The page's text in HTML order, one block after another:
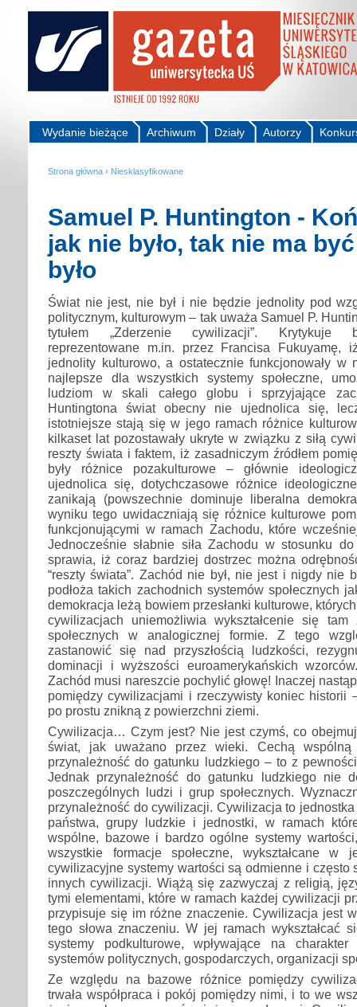
Autorzy
Działy
Archiwum
Wydanie bieżące
Strona główna › Niesklasyfikowane
Samuel P. Huntington -
jak nie było, tak nie ma
było
Świat nie jest, nie był i nie będzie jednolity pod
politycznym, kulturowym – tak uważa Samuel P.
tytułem „Zderzenie cywilizacji”. Krytykuje
reprezentowane m.in. przez Francisa Fukuyamę,
jednolity kulturowo, a ostatecznie funkcjonowały w
najlepsze dla wszystkich systemy społeczne,
ludziom w skali całego globu i sprzyjające
Huntingtona świat obecny nie ujednolica się,
istotniejsze stają się w jego ramach różnice
kilkaset lat pozostawały ukryte w związku z siłą
reszty świata i faktem, iż zasadniczym źródłem
były różnice pozakulturowe – głównie
ujednolica się, dotychczasowe różnice
zanikają (powszechnie dominuje liberalna
wyniku tego uwidaczniają się różnice kulturowe
funkcjonującymi w ramach Zachodu, które
Jednocześnie słabnie siła Zachodu w stosunku
sprawia, iż coraz bardziej dostrzec można
“reszty świata”. Zachód nie był, nie jest i nigdy nie
podłoża takich zachodnich systemów społecznych
demokracja leżą bowiem przesłanki kulturowe,
cywilizacjach uniemożliwia wykształcenie się tam
społecznych w analogicznej formie. Z tego
zastanowić się nad przyszłością ludzkości,
dominacji i wyższości euroamerykańskich
Zachód musi nareszcie pochylić głowę! Inaczej
pomiędzy cywilizacjami i rzeczywisty koniec historii
po prostu znikną z powierzchni ziemi.
Cywilizacja… Czym jest? Nie jest czymś, co
świat, jak uważano przez wieki. Cechą
przynależność do gatunku ludzkiego – to z
Jednak przynależność do gatunku ludzkiego nie
poszczególnych ludzi i grup społecznych.
przynależność do cywilizacji. Cywilizacja to
państwa, grupy ludzkie i jednostki, w ramach
wspólne, bazowe i bardzo ogólne systemy
wszystkie formacje społeczne, wykształcane w
cywilizacyjne systemy wartości są odmienne i często
innych cywilizacji. Wiążą się zazwyczaj z religią,
tymi elementami, które w ramach każdej cywilizacji
przypisuje się im różne znaczenie. Cywilizacja jest
tego słowa znaczeniu. W jej ramach wykształcać
systemy podkulturowe, wpływające na
systemów politycznych, gospodarczych, organizacji
Ze względu na bazowe różnice pomiędzy
trwała współpraca i pokój pomiędzy nimi, i to we